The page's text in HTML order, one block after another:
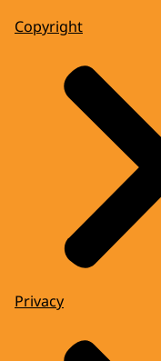
Copyright
Privacy